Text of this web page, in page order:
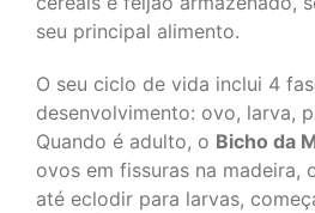
seu principal alimento.
O seu ciclo de vida inclui 4
desenvolvimento: ovo, larva,
Quando é adulto, o Bicho da
ovos em fissuras na madeira,
até eclodir para larvas,